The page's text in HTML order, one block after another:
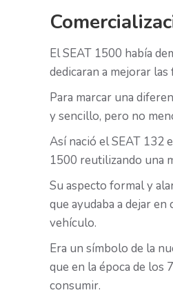
El SEAT 1500 había
dedicaran a mejorar
Para marcar una
y sencillo, pero no
Así nació el SEAT 132
1500 reutilizando una
Su aspecto formal y
que ayudaba a dejar
vehículo.
Era un símbolo de la
que en la época de los
consumir.